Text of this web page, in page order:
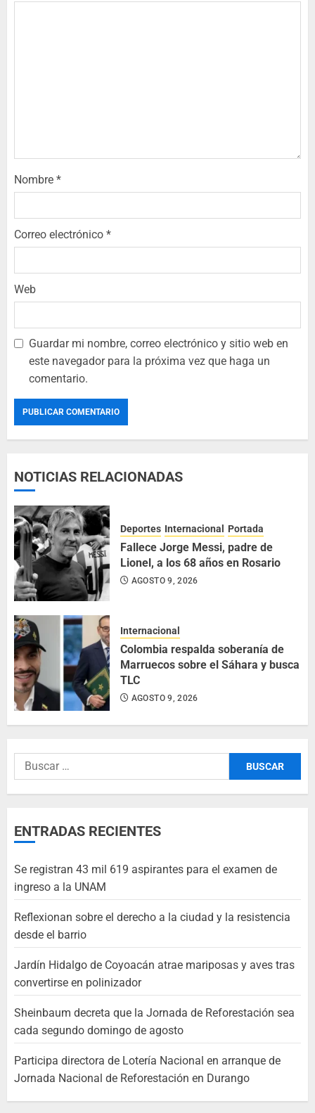
Nombre *
Correo electrónico *
Web
Guardar mi nombre, correo electrónico y sitio web en
este navegador para la próxima vez que haga un
comentario.
NOTICIAS RELACIONADAS
Deportes Internacional Portada
Fallece Jorge Messi, padre de
Lionel, a los 68 años en Rosario
AGOSTO 9, 2026
Internacional
Colombia respalda soberanía de
Marruecos sobre el Sáhara y busca
TLC
AGOSTO 9, 2026
ENTRADAS RECIENTES
Se registran 43 mil 619 aspirantes para el examen de
ingreso a la UNAM
Reflexionan sobre el derecho a la ciudad y la resistencia
desde el barrio
Jardín Hidalgo de Coyoacán atrae mariposas y aves tras
convertirse en polinizador
Sheinbaum decreta que la Jornada de Reforestación sea
cada segundo domingo de agosto
Participa directora de Lotería Nacional en arranque de
Jornada Nacional de Reforestación en Durango